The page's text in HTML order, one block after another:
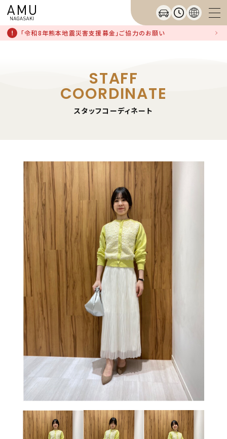
「令和8年熊本地震災害支援募金」ご協力のお願い
STAFF
COORDINATE
スタッフコーディネート